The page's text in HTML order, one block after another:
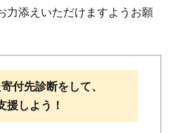
力添えいただけますようお願
付先診断をして、
援しよう！